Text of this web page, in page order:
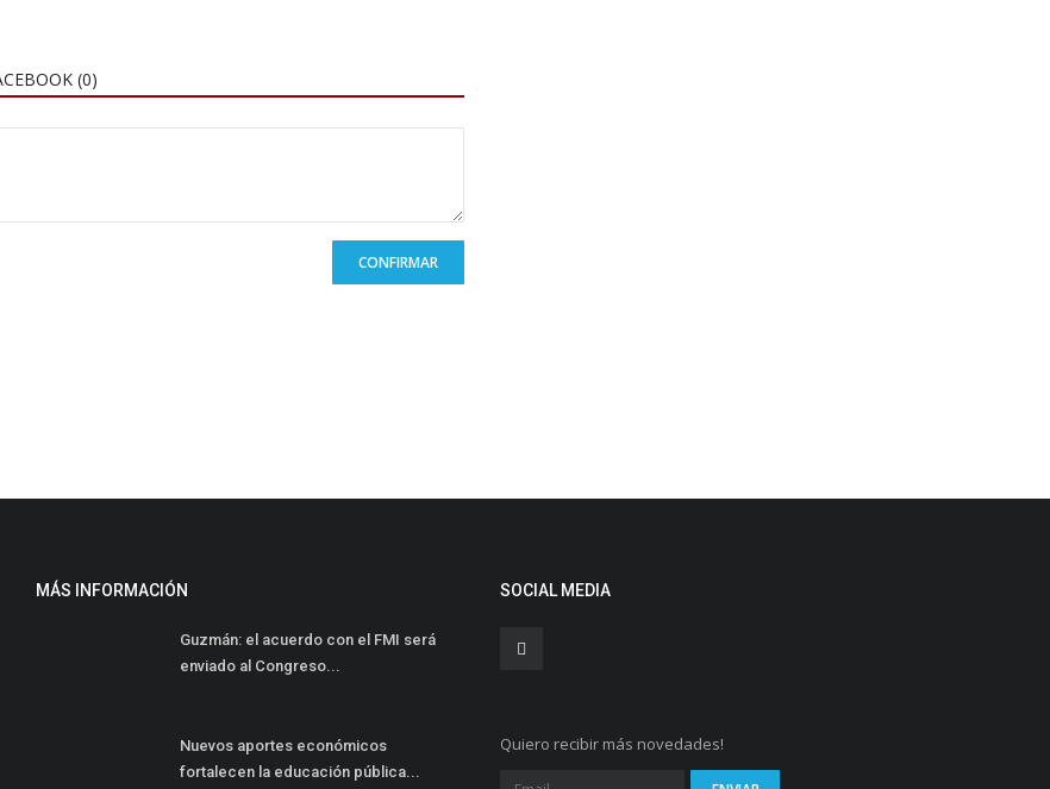
(0)
CONFIRMAR
MÁS INFORMACIÓN
Guzmán: el acuerdo con el FMI será
enviado al Congreso...
Nuevos aportes económicos
fortalecen la educación pública...
SOCIAL MEDIA
Quiero recibir más novedades!